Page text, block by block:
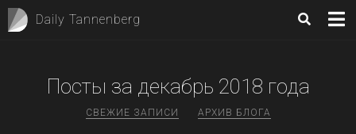
Daily Tannenberg
Посты за декабрь 2018 года
СВЕЖИЕ ЗАПИСИ АРХИВ БЛОГА